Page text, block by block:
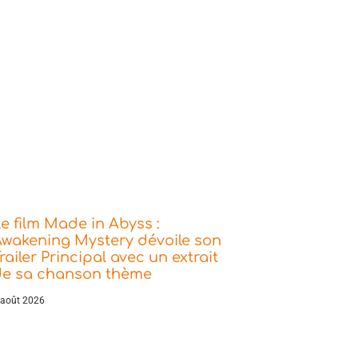
film Made in Abyss :
Mystery dévoile son
Principal avec un extrait
sa chanson thème
2026